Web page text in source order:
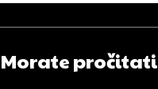
Morate pročitati